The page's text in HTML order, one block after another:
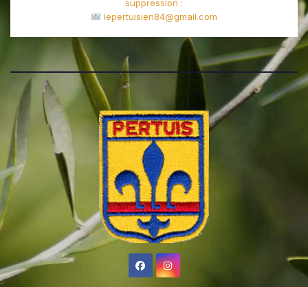
suppression :
lepertuisien84@gmail.com